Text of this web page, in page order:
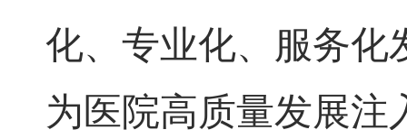
化、专业化、服务化
为医院高质量发展注